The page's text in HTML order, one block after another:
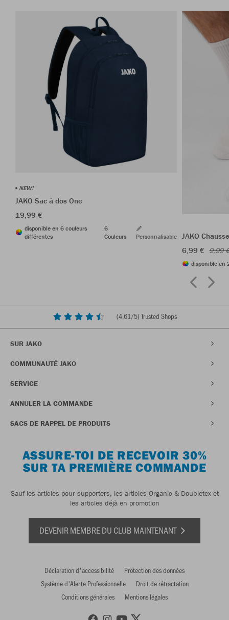
NEW!
JAKO Sac à dos One
19,99 €
disponible en 6 couleurs
différentes
6
Couleurs
Personnalisable
JAKO
6,99 € 9,99
disponible en
(4,61/5) Trusted Shops
SUR JAKO
COMMUNAUTÉ JAKO
SERVICE
ANNULER LA COMMANDE
SACS DE RAPPEL DE PRODUITS
ASSURE-TOI DE RECEVOIR 30%
SUR TA PREMIÈRE COMMANDE
Sauf les articles pour supporters, les articles Organic & Doubletex et
les articles déjà en promotion
DEVENIR MEMBRE DU CLUB MAINTENANT
Déclaration d'accessibilité
Protection des données
Système d'Alerte Professionnelle
Droit de rétractation
Conditions générales
Mentions légales